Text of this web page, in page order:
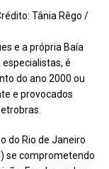
Tânia Rêgo /
e a própria Baía
é
do ano 2000 ou
e provocados
do Rio de Janeiro
se comprometendo